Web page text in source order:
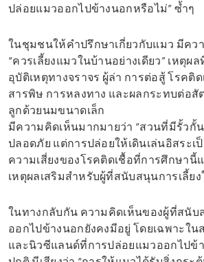
ปล่อยแมวออกไปข้างนอกหรือไม่” ซ้ำๆ
ในชุมชนให้คำปรึกษาเกี่ยวกับแมว มีคว
“ควรเลี้ยงแมวในบ้านอย่างเดียว” เหตุ
อุบัติเหตุทางจราจร ผู้ล่า การต่อสู้ โรคติ
สารพิษ การหลงทาง และผลกระทบต่อสั
ลูกด้วยนมขนาดเล็ก
มีความคิดเห็นมากมายว่า “สวนที่มีรั้วกั้
ปลอดภัย แต่การปล่อยให้เดินเล่นอิสระเ
ความเสี่ยงของโรคติดเชื้อที่การศึกษานี้
เหตุผลเสริมสำหรับผู้ที่สนับสนุนการเลี้ย
ในทางกลับกัน ความคิดเห็นของผู้ที่สนับ
ออกไปข้างนอกยังคงมีอยู่ โดยเฉพาะใ
และนิวซีแลนด์ที่การปล่อยแมวออกไปข้า